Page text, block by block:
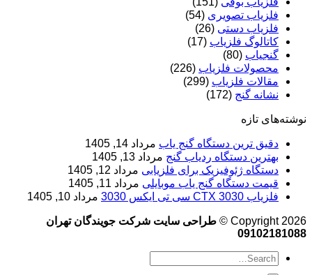
فلزیاب تصویری (54)
فلزیاب دستی (26)
کاتالوگ فلزیاب (17)
گنجیاب (80)
محصولات فلزیاب (226)
مقالات فلزیاب (299)
نشانه گنج (172)
نوشته‌های تازه
دقیق ترین دستگاه گنج یاب مرداد 14, 1405
بهترین دستگاه ردیاب گنج مرداد 13, 1405
دستگاه ژئوفیزیک برای فلزیابی مرداد 12, 1405
قیمت دستگاه گنج یاب موبایلی مرداد 11, 1405
فلزیاب CTX 3030 سی تی ایکس 3030
مرداد 10, 1405
Copyright 2026 ©
طراحی سایت شرکت جویندگان تهران
09102181088